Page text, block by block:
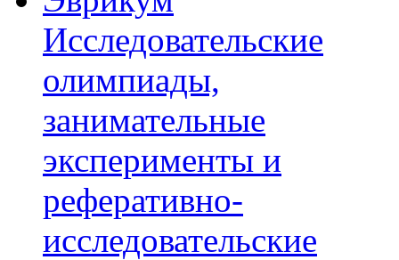
Исследовательские
олимпиады,
занимательные
эксперименты и
реферативно-
исследовательские